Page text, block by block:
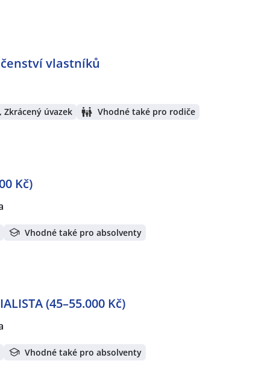
vlastníků
Zkrácený úvazek Vhodné také pro rodiče
Kč)
Vhodné také pro absolventy
(45–55.000 Kč)
Vhodné také pro absolventy